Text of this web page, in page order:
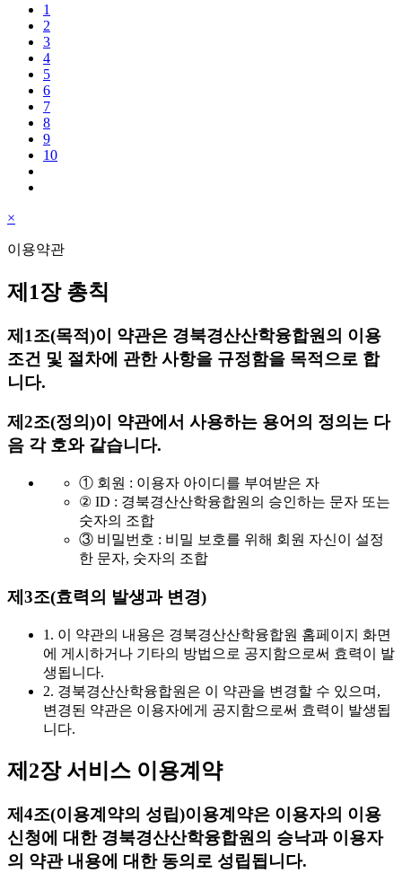
1
2
3
4
5
6
7
8
9
10
×
이용약관
제1장 총칙
제1조(목적)이 약관은 경북경산산학융합원의 이용
조건 및 절차에 관한 사항을 규정함을 목적으로 합
니다.
제2조(정의)이 약관에서 사용하는 용어의 정의는 다
음 각 호와 같습니다.
① 회원 : 이용자 아이디를 부여받은 자
② ID : 경북경산산학융합원의 승인하는 문자 또는
숫자의 조합
③ 비밀번호 : 비밀 보호를 위해 회원 자신이 설정
한 문자, 숫자의 조합
제3조(효력의 발생과 변경)
1. 이 약관의 내용은 경북경산산학융합원 홈페이지 화면
에 게시하거나 기타의 방법으로 공지함으로써 효력이 발
생됩니다.
2. 경북경산산학융합원은 이 약관을 변경할 수 있으며,
변경된 약관은 이용자에게 공지함으로써 효력이 발생됩
니다.
제2장 서비스 이용계약
제4조(이용계약의 성립)이용계약은 이용자의 이용
신청에 대한 경북경산산학융합원의 승낙과 이용자
의 약관 내용에 대한 동의로 성립됩니다.